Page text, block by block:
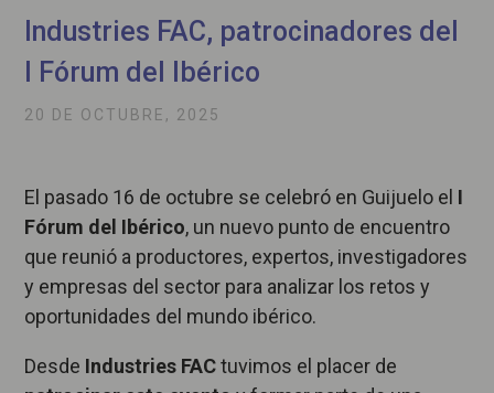
Industries FAC, patrocinadores del
I Fórum del Ibérico
20 DE OCTUBRE, 2025
El pasado 16 de octubre se celebró en Guijuelo el I
Fórum del Ibérico, un nuevo punto de encuentro
que reunió a productores, expertos, investigadores
y empresas del sector para analizar los retos y
oportunidades del mundo ibérico.
Desde Industries FACtuvimos el placer de